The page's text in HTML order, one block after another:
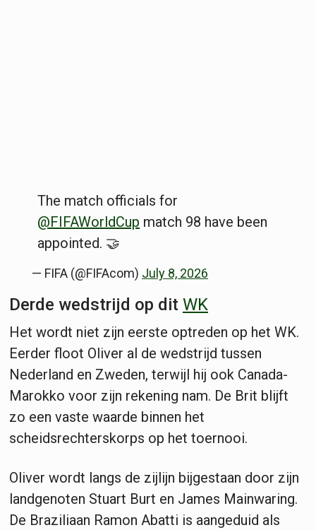
The match officials for
@FIFAWorldCup match 98 have been
appointed. 🤝
— FIFA (@FIFAcom) July 8, 2026
Derde wedstrijd op dit WK
Het wordt niet zijn eerste optreden op het WK.
Eerder floot Oliver al de wedstrijd tussen
Nederland en Zweden, terwijl hij ook Canada-
Marokko voor zijn rekening nam. De Brit blijft
zo een vaste waarde binnen het
scheidsrechterskorps op het toernooi.
Oliver wordt langs de zijlijn bijgestaan door zijn
landgenoten Stuart Burt en James Mainwaring.
De Braziliaan Ramon Abatti is aangeduid als